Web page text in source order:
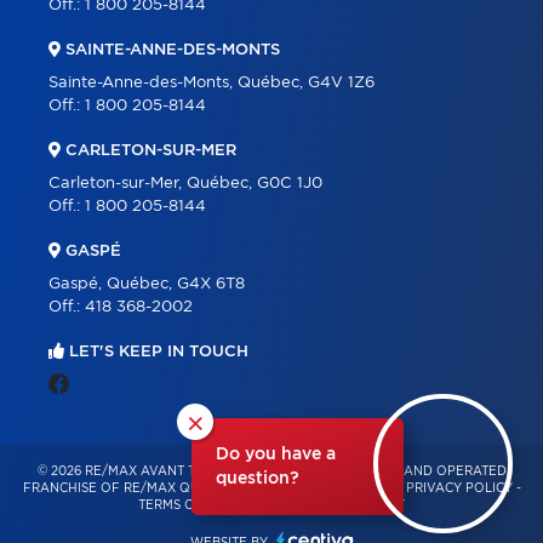
×
Do you have a
question?
Off.: 1 800 205-8144
SAINTE-ANNE-DES-MONTS
Sainte-Anne-des-Monts, Québec, G4V 1Z6
Off.: 1 800 205-8144
CARLETON-SUR-MER
Carleton-sur-Mer, Québec, G0C 1J0
Off.: 1 800 205-8144
GASPÉ
Gaspé, Québec, G4X 6T8
Off.: 418 368-2002
LET'S KEEP IN TOUCH
© 2026 RE/MAX AVANT TOUT – INDEPENDENTLY OWNED AND OPERATED
FRANCHISE OF RE/MAX QUÉBEC – ALL RIGHTS RESERVED -
PRIVACY POLICY -
TERMS OF USE
CONSENT MANAGEMENT